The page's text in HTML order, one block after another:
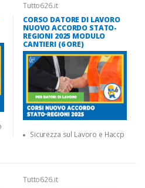
Tutto626.it
CORSO DATORE DI LAVORO
NUOVO ACCORDO STATO-
REGIONI 2025 MODULO
CANTIERI (6 ORE)
Sicurezza sul Lavoro e Haccp
Tutto626.it